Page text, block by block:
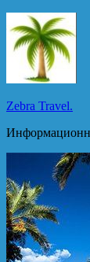
Перейти
к
содержимому
Zebra Travel.